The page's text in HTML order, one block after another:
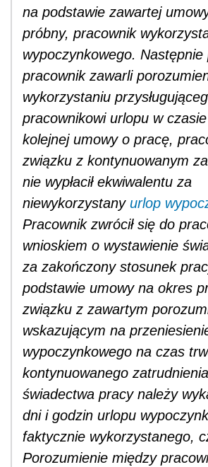
na podstawie zawartej
próbny, pracownik
wypoczynkowego.
pracownik zawarli
wykorzystaniu
pracownikowi urlopu w
kolejnej umowy o pracę,
związku z kontynuowanym
nie wypłacił ekwiwalentu za
niewykorzystany urlop
Pracownik zwrócił się do
wnioskiem o wystawienie
za zakończony stosunek
podstawie umowy na okres
związku z zawartym
wskazującym na
wypoczynkowego na czas
kontynuowanego
świadectwa pracy należy
dni i godzin urlopu
faktycznie wykorzystanego,
Porozumienie między